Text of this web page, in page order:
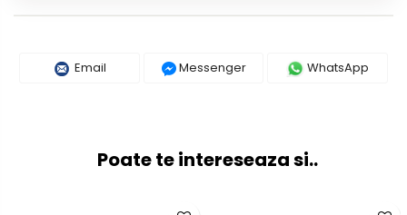
Email Messenger WhatsApp
Poate te intereseaza si..